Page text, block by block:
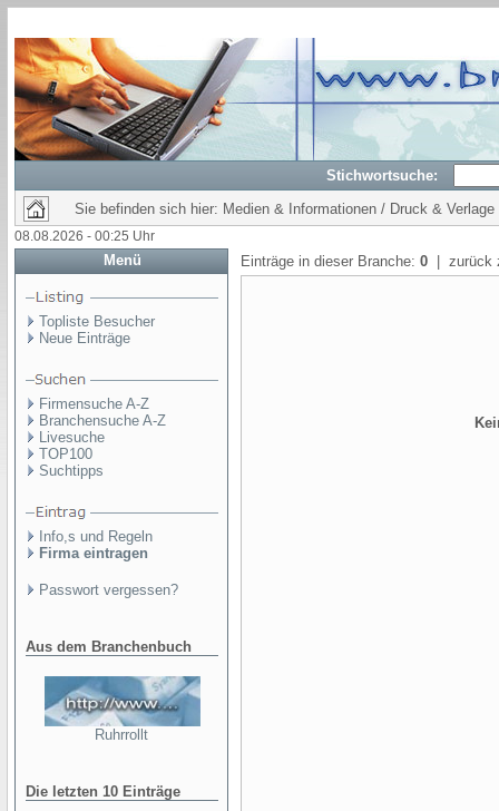
Stichwortsuche:
Sie befinden sich hier: Medien & Informationen / Druck & Verlage
08.08.2026 - 00:25 Uhr
Menü
Topliste Besucher
Neue Einträge
Firmensuche A-Z
Branchensuche A-Z
Livesuche
TOP100
Suchtipps
Info,s und Regeln
Firma eintragen
Passwort vergessen?
Aus dem Branchenbuch
Ruhrrollt
Die letzten 10 Einträge
Einträge in dieser Branche: 0 | zurück